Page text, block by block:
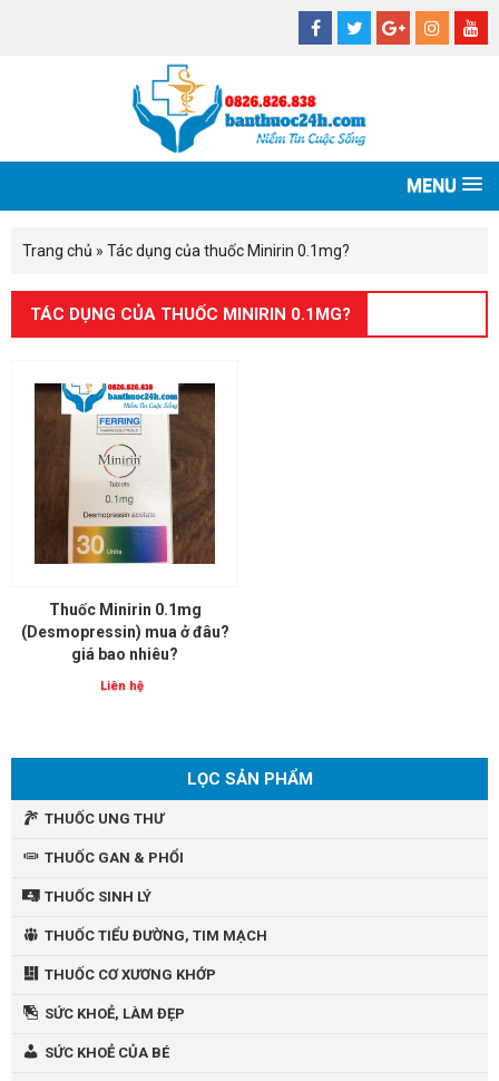
MENU
Trang chủ » Tác dụng của thuốc Minirin 0.1mg?
TÁC DỤNG CỦA THUỐC MINIRIN 0.1MG?
Thuốc Minirin 0.1mg
(Desmopressin) mua ở đâu?
giá bao nhiêu?
Liên hệ
LỌC SẢN PHẨM
THUỐC UNG THƯ
THUỐC GAN & PHỔI
THUỐC SINH LÝ
THUỐC TIỂU ĐƯỜNG, TIM MẠCH
THUỐC CƠ XƯƠNG KHỚP
SỨC KHOẺ, LÀM ĐẸP
SỨC KHOẺ CỦA BÉ